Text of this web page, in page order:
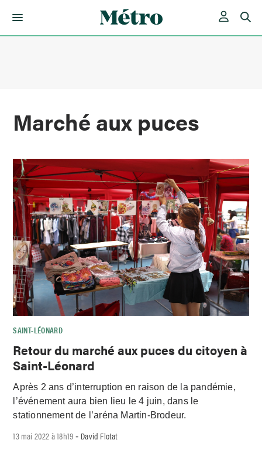
Marché aux puces
SAINT-LÉONARD
Retour du marché aux puces du citoyen à
Saint-Léonard
Après 2 ans d’interruption en raison de la pandémie,
l’événement aura bien lieu le 4 juin, dans le
stationnement de l’aréna Martin-Brodeur.
13 mai 2022 à 18h19 - David Flotat